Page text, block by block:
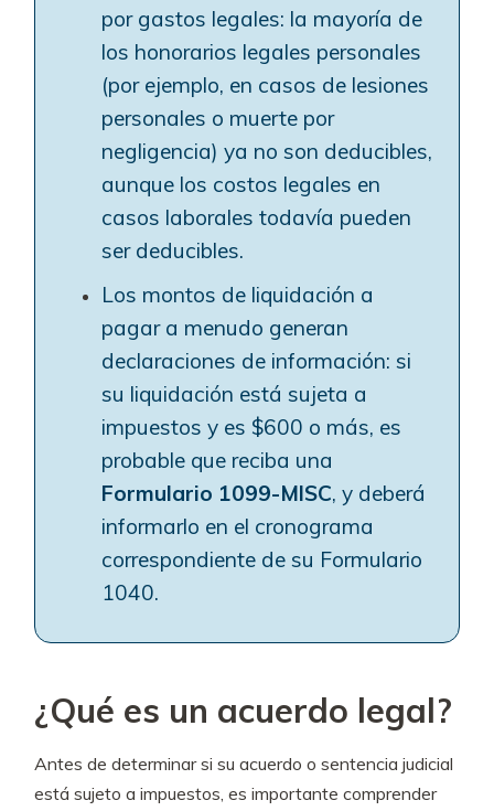
por gastos legales: la mayoría de
los honorarios legales personales
(por ejemplo, en casos de lesiones
personales o muerte por
negligencia) ya no son deducibles,
aunque los costos legales en
casos laborales todavía pueden
ser deducibles.
Los montos de liquidación a
pagar a menudo generan
declaraciones de información: si
su liquidación está sujeta a
impuestos y es $600 o más, es
probable que reciba una
Formulario 1099-MISC, y deberá
informarlo en el cronograma
correspondiente de su Formulario
1040.
¿Qué es un acuerdo legal?
Antes de determinar si su acuerdo o sentencia judicial
está sujeto a impuestos, es importante comprender